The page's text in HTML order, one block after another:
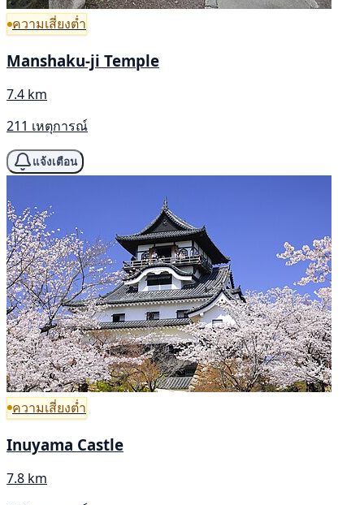
ความเสี่ยงต่ำ
Manshaku-ji Temple
7.4 km
211 เหตุการณ์
แจ้งเตือน
ความเสี่ยงต่ำ
Inuyama Castle
7.8 km